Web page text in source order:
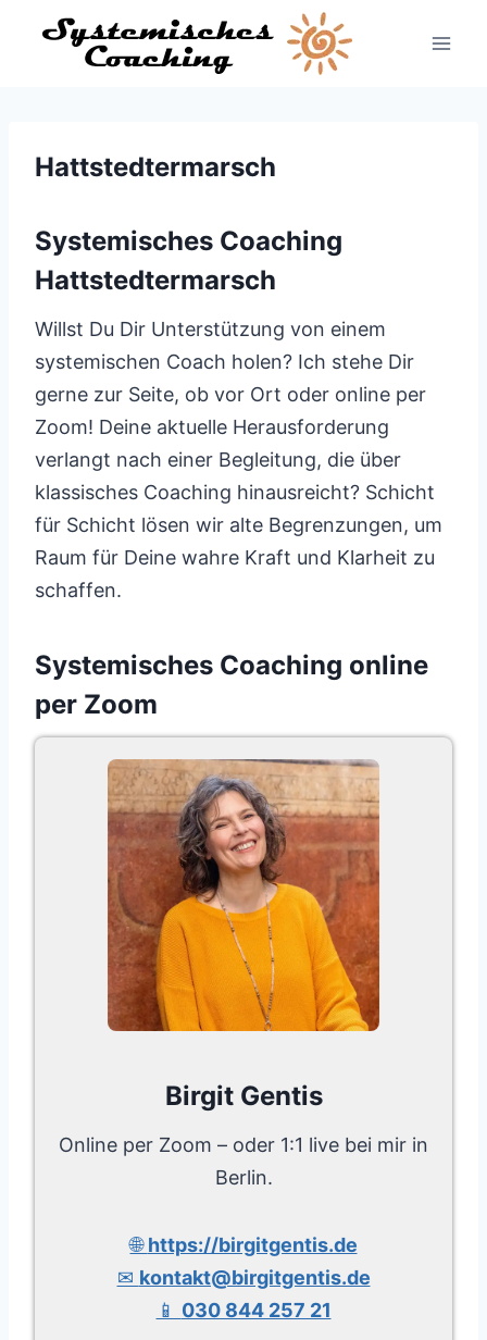
Inhalt
Hattstedtermarsch
Systemisches Coaching
Hattstedtermarsch
Willst Du Dir Unterstützung von einem
systemischen Coach holen? Ich stehe Dir
gerne zur Seite, ob vor Ort oder online per
Zoom! Deine aktuelle Herausforderung
verlangt nach einer Begleitung, die über
klassisches Coaching hinausreicht? Schicht
für Schicht lösen wir alte Begrenzungen, um
Raum für Deine wahre Kraft und Klarheit zu
schaffen.
Systemisches Coaching online
per Zoom
Birgit Gentis
Online per Zoom – oder 1:1 live bei mir in
Berlin.
🌐https://birgitgentis.de
✉ kontakt@birgitgentis.de
📱 030 844 257 21